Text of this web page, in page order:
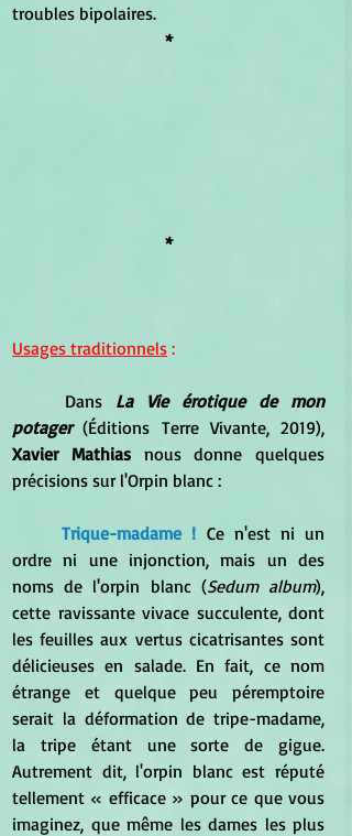
troubles bipolaires.
*
*
Usages traditionnels :
	Dans
La Vie érotique de mon
potager
Xavier Mathias nous donne quelques
précisions sur l'Orpin blanc :
Trique-madame ! Ce n'est ni un
ordre ni une injonction, mais un des
noms de l'orpin blanc (Sedum album),
cette ravissante vivace succulente, dont
les feuilles aux vertus cicatrisantes sont
délicieuses en salade. En fait, ce nom
étrange et quelque peu péremptoire
serait la déformation de tripe-madame,
la tripe étant une sorte de gigue.
Autrement dit, l'orpin blanc est réputé
tellement « efficace » pour ce que vous
imaginez, que même les dames les plus